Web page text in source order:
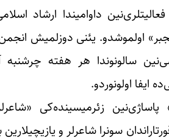
داوامیندا ارشاد
اولموشدو. یئنی دوزلمیش
سالونوندا هر هفته
ایفا اولونوردو.
پاساژی‌نین زئرمیسینده‌کی
سونرا شاعرلر و